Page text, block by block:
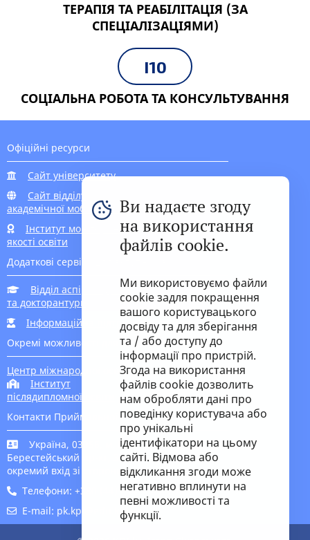
ТЕРАПІЯ ТА РЕАБІЛІТАЦІЯ (ЗА
СПЕЦІАЛІЗАЦІЯМИ)
I10
СОЦІАЛЬНА РОБОТА ТА КОНСУЛЬТУВАННЯ
Офіційні ресурси
Сайт університету
Сайт відділу
академічної мобільності
Інститут моніторингу
якості освіти
Додаткові сервіси для вступників
Відділ аспірантури
та докторантури
Інформаційна підтримка вступника
Окремі можливості для вступу
Центр міжнародної освіти
Інститут
післядипломної освіти
Контакти Приймальної комісії
Україна, 03056, м. Київ-56,
Берестейський пр-кт, 37 корпус 1,
окремий вхід зі сторони метро
Телефони: +380 (44) 204 9645, 204 9646
E-mail: pk.kpi@edu.kpi.ua
Ви надаєте згоду
на використання
файлів cookie.
Ми використовуємо файли
cookie задля покращення
вашого користувацького
досвіду та для зберігання
та / або доступу до
інформації про пристрій.
Згода на використання
файлів cookie дозволить
нам обробляти дані про
поведінку користувача або
про унікальні
ідентифікатори на цьому
сайті. Відмова або
відкликання згоди може
негативно вплинути на
певні можливості та
функції.